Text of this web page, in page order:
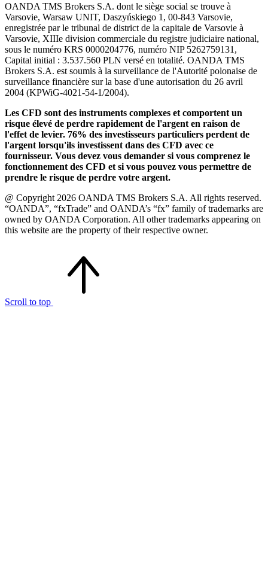
OANDA TMS Brokers S.A. dont le siège social se trouve à
Varsovie, Warsaw UNIT, Daszyńskiego 1, 00-843 Varsovie,
enregistrée par le tribunal de district de la capitale de Varsovie à
Varsovie, XIIIe division commerciale du registre judiciaire national,
sous le numéro KRS 0000204776, numéro NIP 5262759131,
Capital initial : 3.537.560 PLN versé en totalité. OANDA TMS
Brokers S.A. est soumis à la surveillance de l'Autorité polonaise de
surveillance financière sur la base d'une autorisation du 26 avril
2004 (KPWiG-4021-54-1/2004).
Les CFD sont des instruments complexes et comportent un
risque élevé de perdre rapidement de l'argent en raison de
l'effet de levier. 76% des investisseurs particuliers perdent de
l'argent lorsqu'ils investissent dans des CFD avec ce
fournisseur. Vous devez vous demander si vous comprenez le
fonctionnement des CFD et si vous pouvez vous permettre de
prendre le risque de perdre votre argent.
@ Copyright 2026 OANDA TMS Brokers S.A. All rights reserved.
“OANDA”, “fxTrade” and OANDA’s “fx” family of trademarks are
owned by OANDA Corporation. All other trademarks appearing on
this website are the property of their respective owner.
Scroll to top